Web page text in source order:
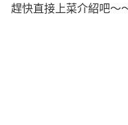
趕快直接上菜介紹吧～